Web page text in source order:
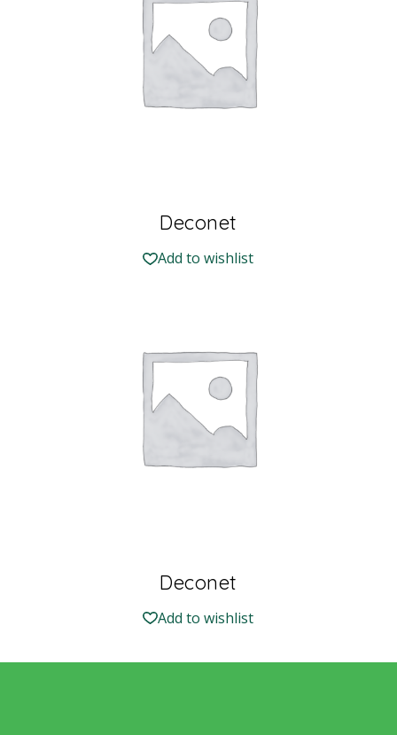
Deconet
Add to wishlist
Deconet
Add to wishlist